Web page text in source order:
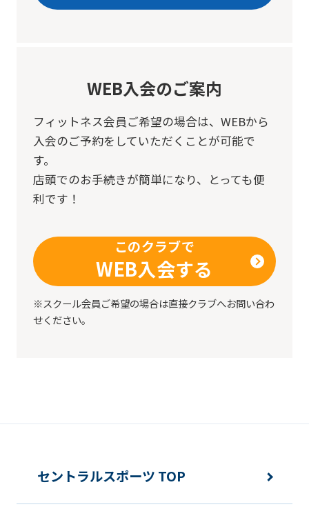
WEB入会のご案内
フィットネス会員ご希望の場合は、 WEBから
入会のご予約をしていただくことが可能で
す。
店頭でのお手続きが簡単になり、とっても便
利です！
このクラブで
WEB入会する
※スクール会員ご希望の場合は直接クラブへお問い合わ
せください。
セントラルスポーツ TOP